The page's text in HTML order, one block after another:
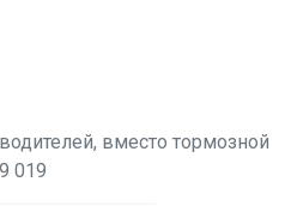
вместо тормозной
019